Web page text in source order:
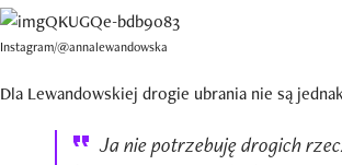
Instagram/@annalewandowska
Dla Lewandowskiej drogie ubrania nie są
Ja nie potrzebuję drogich